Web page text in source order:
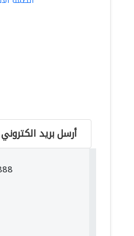
أرسل بريد الكتروني